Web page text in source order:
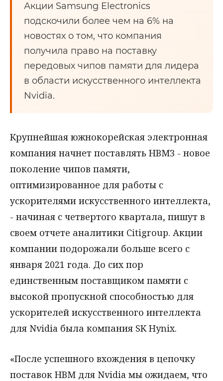
Акции Samsung Electronics
подскочили более чем на 6% на
новостях о том, что компания
получила право на поставку
передовых чипов памяти для лидера
в области искусственного интеллекта
Nvidia.
Крупнейшая южнокорейская электронная
компания начнет поставлять HBM3 - новое
поколение чипов памяти,
оптимизированное для работы с
ускорителями искусственного интеллекта,
- начиная с четвертого квартала, пишут в
своем отчете аналитики Citigroup. Акции
компании подорожали больше всего с
января 2021 года. До сих пор
единственным поставщиком памяти с
высокой пропускной способностью для
ускорителей искусственного интеллекта
для Nvidia была компания SK Hynix.
«После успешного вхождения в цепочку
поставок HBM для Nvidia мы ожидаем, что